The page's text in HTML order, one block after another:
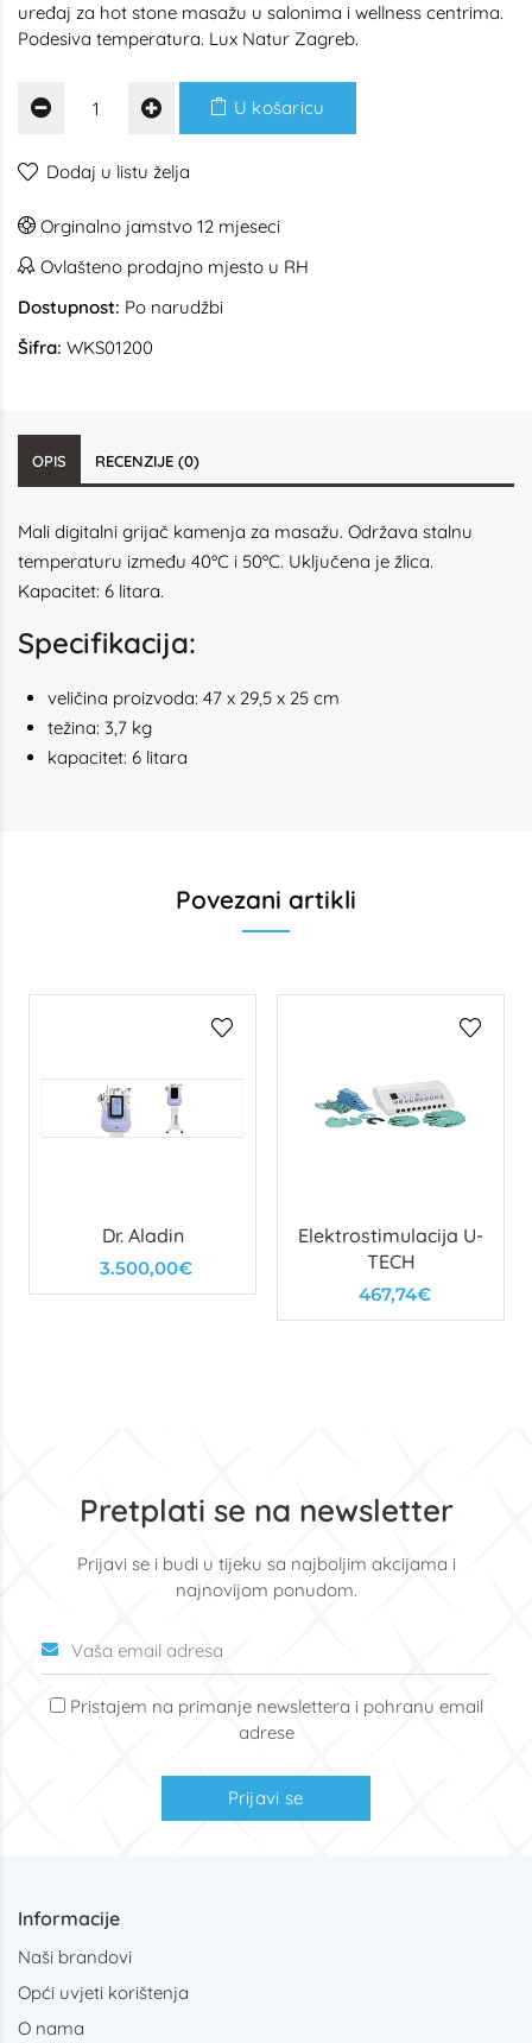
uređaj za hot stone masažu u salonima i wellness centrima.
Podesiva temperatura. Lux Natur Zagreb.
U košaricu
Dodaj u listu želja
Orginalno jamstvo 12 mjeseci
Ovlašteno prodajno mjesto u RH
Dostupnost: Po narudžbi
Šifra: WKS01200
OPIS RECENZIJE (0)
Mali digitalni grijač kamenja za masažu. Održava stalnu
temperaturu između 40ºC i 50ºC. Uključena je žlica.
Kapacitet: 6 litara.
Specifikacija:
veličina proizvoda: 47 x 29,5 x 25 cm
težina: 3,7 kg
kapacitet: 6 litara
Povezani artikli
Dr. Aladin
3.500,00€
Elektrostimulacija U-
TECH
467,74€
Pretplati se na newsletter
Prijavi se i budi u tijeku sa najboljim akcijama i
najnovijom ponudom.
Pristajem na primanje newslettera i pohranu email
adrese
Prijavi se
Informacije
Naši brandovi
Opći uvjeti korištenja
O nama